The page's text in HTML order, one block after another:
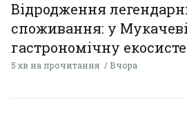
Відродження
споживання: у
гастрономічну
5 хв на прочитання Вчора